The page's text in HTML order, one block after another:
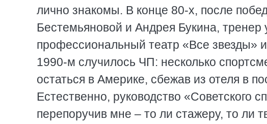
лично знакомы. В конце 80-х, после
Бестемьяновой и Андрея Букина, тренер
профессиональный театр «Все звезды»
1990-м случилось ЧП: несколько
остаться в Америке, сбежав из отеля в
Естественно, руководство «Советского
перепоручив мне – то ли стажеру, то ли